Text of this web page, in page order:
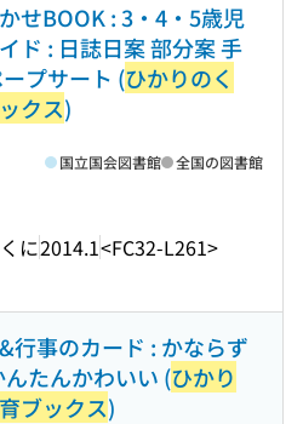
せBOOK : 3・4・5歳児
ド : 日誌日案 部分案 手
プサート (ひかりのく
クス)
に2014.1<FC32-L261>
国立国会図書館 全国の図書館
行事のカード : かならず
たんかわいい (ひかり
ブックス)